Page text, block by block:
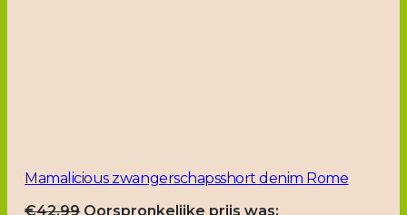
Mamalicious zwangerschapsshort denim Rome
€42.99 Oorspronkelijke prijs was: